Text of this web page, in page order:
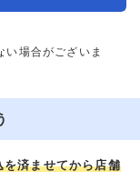
場合がございま
を済ませてから店舗